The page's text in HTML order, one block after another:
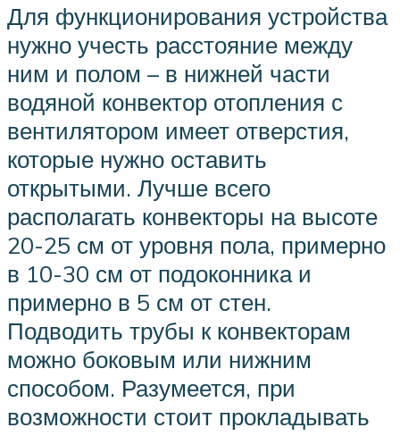
Для функционирования устройства
нужно учесть расстояние между
ним и полом – в нижней части
водяной конвектор отопления с
вентилятором имеет отверстия,
которые нужно оставить
открытыми. Лучше всего
располагать конвекторы на высоте
20-25 см от уровня пола, примерно
в 10-30 см от подоконника и
примерно в 5 см от стен.
Подводить трубы к конвекторам
можно боковым или нижним
способом. Разумеется, при
возможности стоит прокладывать